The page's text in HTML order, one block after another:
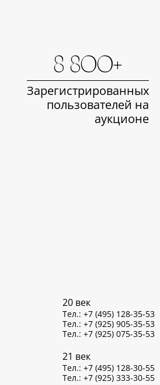
8 800+
Зарегистрированных
пользователей на
аукционе
20 век
Тел.: +7 (495) 128-35-53
Тел.: +7 (925) 905-35-53
Тел.: +7 (925) 075-35-53
21 век
Тел.: +7 (495) 128-30-55
Тел.: +7 (925) 333-30-55